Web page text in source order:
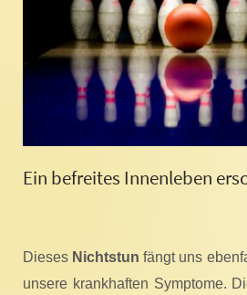
Ein befreites Innenleben
Dieses Nichtstun fängt uns
unsere krankhaften Symptome.